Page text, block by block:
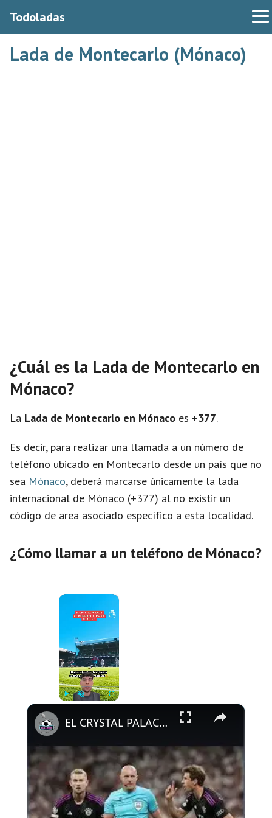
Todoladas
Lada de Montecarlo (Mónaco)
¿Cuál es la Lada de Montecarlo en
Mónaco?
La Lada de Montecarlo en Mónaco es +377.
Es decir, para realizar una llamada a un número de
teléfono ubicado en Montecarlo desde un país que no
sea Mónaco, deberá marcarse únicamente la lada
internacional de Mónaco (+377) al no existir un
código de area asociado específico a esta localidad.
¿Cómo llamar a un teléfono de Mónaco?
×
×
EL CRYSTAL PALACE LE DA LA RAZÓN AL ATLETI